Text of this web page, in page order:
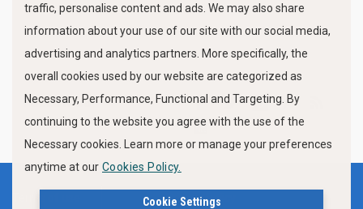
FOLLOW US
Privacy Policy
traffic, personalise content and ads. We may also share
information about your use of our site with our social media,
advertising and analytics partners. More specifically, the
overall cookies used by our website are categorized as
Necessary, Performance, Functional and Targeting. By
continuing to the website you agree with the use of the
Necessary cookies. Learn more or manage your preferences
anytime at our Cookies Policy.
Cookie Settings